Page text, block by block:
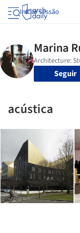
Iniciar sessão
Seguir
acústica